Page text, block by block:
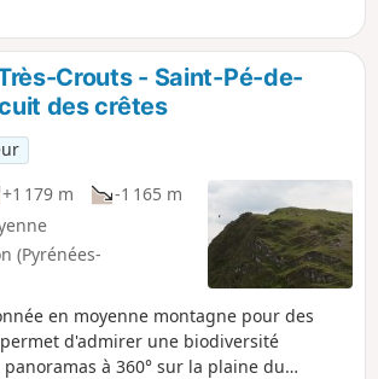
procurant une eau très
selon les anciens. Henri
se rendait de Pau à
légende. Belvédère peu
419 sur le Chemin Henri
champs avec
gués apporte un charme
la sortie.
Crouts - Saint-Pé-de-
des crêtes
+1 179 m
-1 165 m
(Pyrénées-
en moyenne montagne pour des
d'admirer une biodiversité
à 360° sur la plaine du